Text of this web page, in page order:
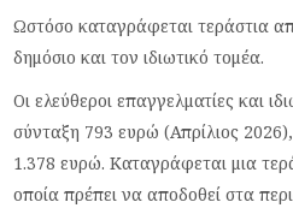
Ωστόσο καταγράφεται τεράστια
δημόσιο και τον ιδιωτικό τομέα.
Οι ελεύθεροι επαγγελματίες και
σύνταξη 793 ευρώ (Απρίλιος
1.378 ευρώ. Καταγράφεται μια
οποία πρέπει να αποδοθεί στα